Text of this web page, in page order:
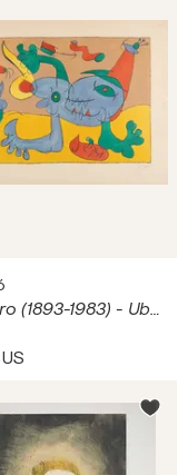
Joan miro (1893-1983) - Ubu Rey (Ubu Roi) - 1966